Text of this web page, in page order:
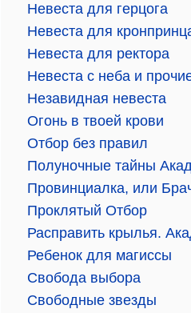
Невеста для герцога
Невеста для
Невеста для ректора
Невеста с неба и
Незавидная невеста
Огонь в твоей крови
Отбор без правил
Полуночные тайны
Провинциалка, или
Проклятый Отбор
Расправить крылья.
Ребенок для магиссы
Свобода выбора
Свободные звезды